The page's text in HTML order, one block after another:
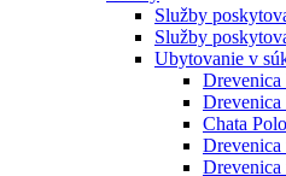
Služby
Služby
Ubytovanie v
Drevenica
Drevenica
Chata